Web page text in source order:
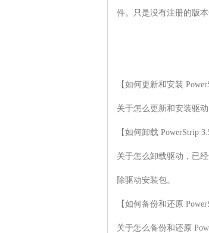
件。只是没有注册的版
【如何更新和安装
关于怎么更新和安装驱
【如何卸载 PowerStrip
关于怎么卸载驱动，已
除驱动安装包。
【如何备份和还原
关于怎么备份和还原